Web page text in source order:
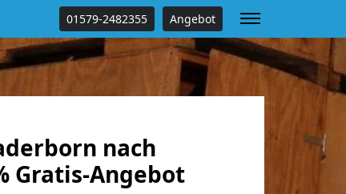
01579-2482355 Angebot
nach
Gratis-Angebot